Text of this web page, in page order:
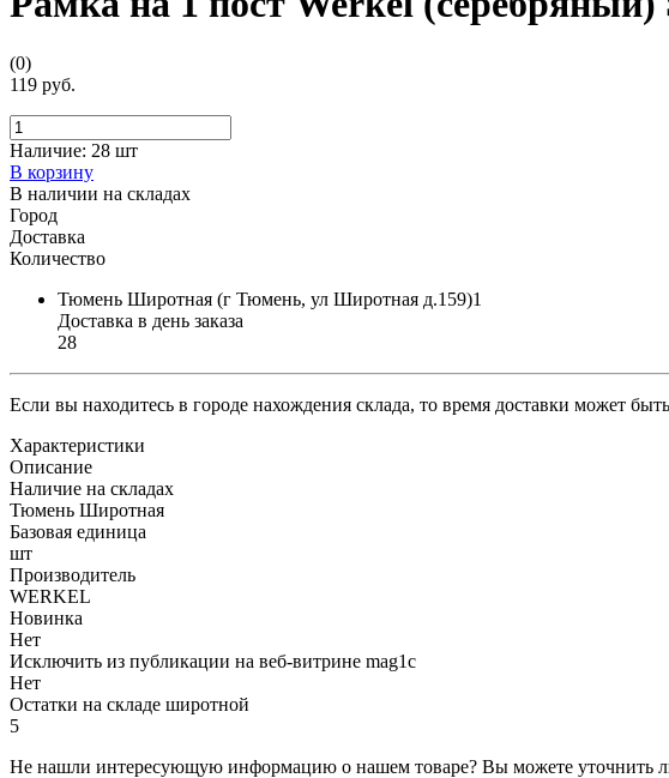
(0)
119 руб.
Наличие: 28 шт
В корзину
В наличии на складах
Город
Доставка
Количество
Тюмень Широтная (г Тюмень, ул Широтная д.159)1
Доставка в день заказа
28
Если вы находитесь в городе нахождения склада, то время доставки может
Характеристики
Описание
Наличие на складах
Тюмень Широтная
Базовая единица
шт
Производитель
WERKEL
Новинка
Нет
Исключить из публикации на веб-витрине mag1c
Нет
Остатки на складе широтной
5
Не нашли интересующую информацию о нашем товаре? Вы можете уточнить